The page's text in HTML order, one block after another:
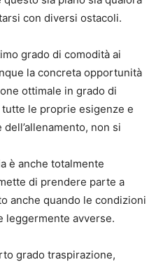
con diversi ostacoli.
grado di comodità ai
la concreta opportunità
ottimale in grado di
le proprie esigenze e
non si
è anche totalmente
di prendere parte a
anche quando le condizioni
leggermente avverse.
grado traspirazione,